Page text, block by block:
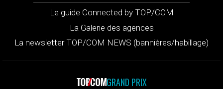
Le guide Connected by TOP/COM
La Galerie des agences
La newsletter TOP/COM NEWS (bannières/habillage)
GRAND PRIX